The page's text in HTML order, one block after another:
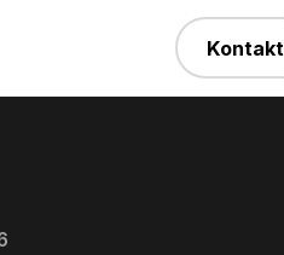
Kontakt